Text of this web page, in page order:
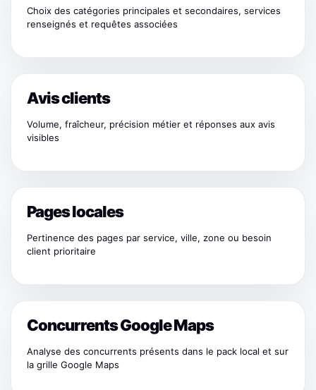
Choix des catégories principales et secondaires, services
renseignés et requêtes associées
Avis clients
Volume, fraîcheur, précision métier et réponses aux avis
visibles
Pages locales
Pertinence des pages par service, ville, zone ou besoin
client prioritaire
Concurrents Google Maps
Analyse des concurrents présents dans le pack local et sur
la grille Google Maps